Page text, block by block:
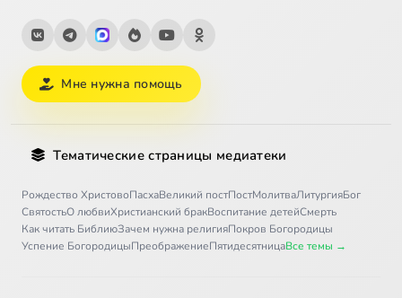
Мне нужна помощь
Тематические страницы медиатеки
Рождество ХристовоПасхаВеликий постПостМолитваЛитургияБог
СвятостьО любвиХристианский бракВоспитание детейСмерть
Как читать БиблиюЗачем нужна религияПокров Богородицы
Успение БогородицыПреображениеПятидесятницаВсе темы →